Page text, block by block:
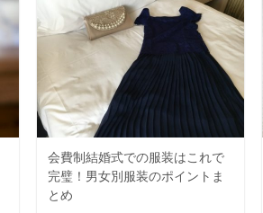
会費制結婚式での服装はこれで
完璧！男女別服装のポイントま
とめ